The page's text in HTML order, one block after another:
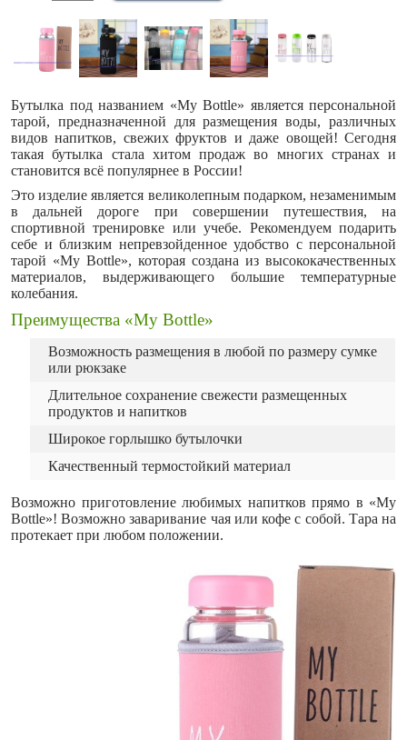
Бутылка под названием «My Bottle» является персональной
тарой, предназначенной для размещения воды, различных
видов напитков, свежих фруктов и даже овощей! Сегодня
такая бутылка стала хитом продаж во многих странах и
становится всё популярнее в России!
Это изделие является великолепным подарком, незаменимым
в дальней дороге при совершении путешествия, на
спортивной тренировке или учебе. Рекомендуем подарить
себе и близким непревзойденное удобство с персональной
тарой «My Bottle», которая создана из высококачественных
материалов, выдерживающего большие температурные
колебания.
Преимущества «My Bottle»
Возможность размещения в любой по размеру сумке
или рюкзаке
Длительное сохранение свежести размещенных
продуктов и напитков
Широкое горлышко бутылочки
Качественный термостойкий материал
Возможно приготовление любимых напитков прямо в «My
Bottle»! Возможно заваривание чая или кофе с собой. Тара на
протекает при любом положении.